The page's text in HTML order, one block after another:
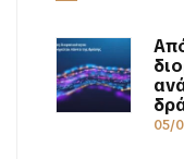
05/